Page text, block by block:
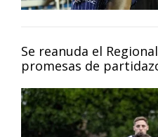
Se reanuda el
promesas de